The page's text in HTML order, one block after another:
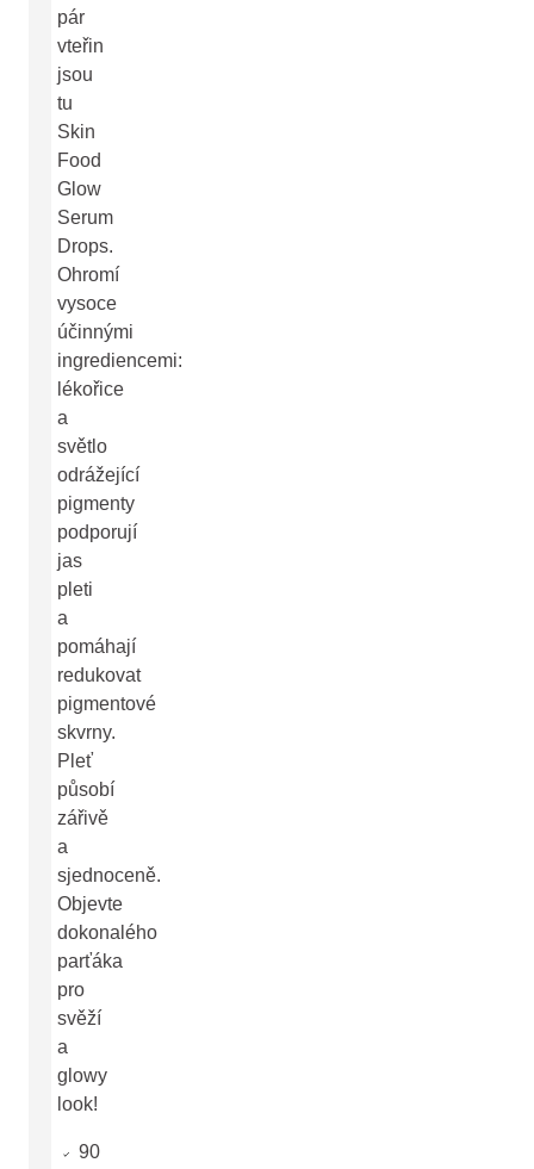
pár
vteřin
jsou
tu
Skin
Food
Glow
Serum
Drops.
Ohromí
vysoce
účinnými
ingrediencemi:
lékořice
a
světlo
odrážející
pigmenty
podporují
jas
pleti
a
pomáhají
redukovat
pigmentové
skvrny.
Pleť
působí
zářivě
a
sjednoceně.
Objevte
dokonalého
parťáka
pro
svěží
a
glowy
look!
90